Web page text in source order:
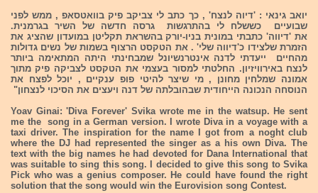
יואב גינאי : 'דיוה לנצח' , כך כתב לי צביקב פיק בוואטסאפ , ממש לפני
שבועיים כששלח לי בהתרגשות גרסה חדשה של השיר בגרמנית.
את 'דיווה' כתבתי במונית בניו-יורק בהשראת תקליטן במועדון שהציג את
הזמרת שלצידו כ'דיווה שלי' . את הטקסט הרצוף בשמות של נשים גדולות
מהחיים ייעדתי לדנה אינטרנשיונל שמבחינתי היתה המתאימה ביותר
לנצח באירוויזיון. החלטתי למסור בעצמי את הטקסט לצביקה פיק מתוך
אמונה שמלחין מחונן , מי שיצר להיטי פופ ענקיים , יוכל לפצח את
הנוסחה הנכונה הייחודית שבהובלתה של דנה ויעצים את הסיכוי לנצחון"
Yoav Ginai: 'Diva Forever' Svika wrote me in the watsup. He sent
me the song in a German version. I wrote Diva in a voyage with a
taxi driver. The inspiration for the name I got from a noght club
where the DJ had represented the singer as a his own Diva. The
text with the big names he had devoted for Dana International that
was suitable to sing this song. I decided to give this song to Svika
Pick who was a genius composer. He could have found the right
solution that the song would win the Eurovision song Contest.